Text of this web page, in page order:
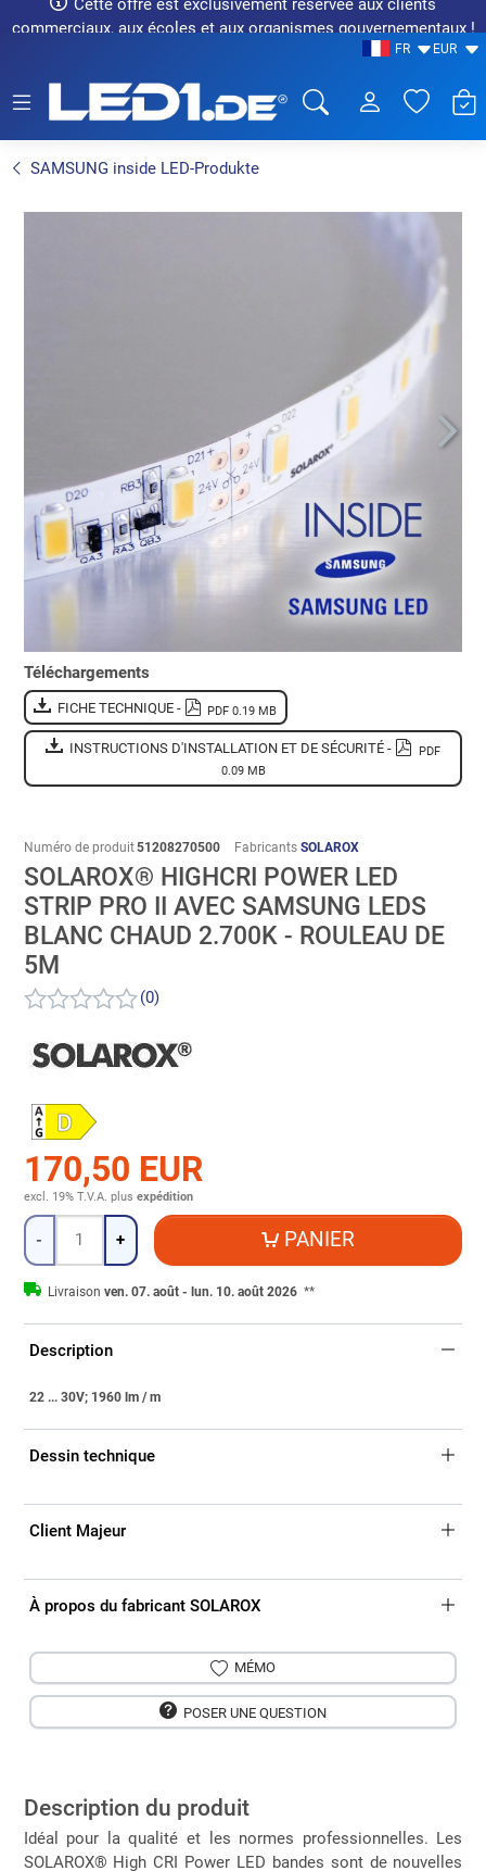
Cette offre est exclusivement réservée aux clients
commerciaux, aux écoles et aux organismes gouvernementaux !
FR EUR
SAMSUNG inside LED-Produkte

Téléchargements
FICHE TECHNIQUE - PDF 0.19 MB
INSTRUCTIONS D'INSTALLATION ET DE SÉCURITÉ -
PDF
0.09 MB
Numéro de produit51208270500 Fabricants SOLAROX
SOLAROX® HIGHCRI POWER LED
STRIP PRO II AVEC SAMSUNG LEDS
BLANC CHAUD 2.700K - ROULEAU DE
5M
(0)
170,50 EUR
excl. 19% T.V.A. plus expédition
Quantité
- + PANIER
Livraison ven. 07. août - lun. 10. août 2026 **
Description
22 ... 30V; 1960 lm / m
Dessin technique
Client Majeur
À propos du fabricant SOLAROX
MÉMO
POSER UNE QUESTION
Description du produit
Idéal pour la qualité et les normes professionnelles. Les
SOLAROX® High CRI Power LED bandes sont de nouvelles